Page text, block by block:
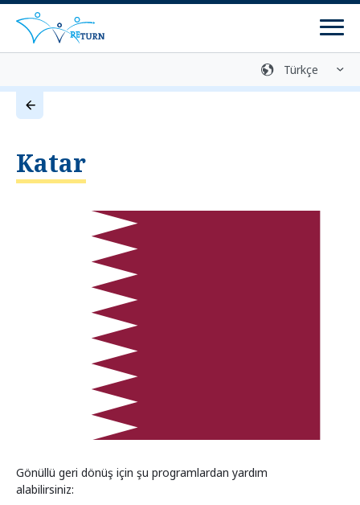
Medya arşivi İletişim
Danışma Merkezleri
Dönüş programları
Yeniden entegrasyon programları
Geri dönüş hazırlığı
Bilgi ve danışmanlık
Eyalet programları
Katar
Gönüllü geri dönüş için şu programlardan yardım
alabilirsiniz: